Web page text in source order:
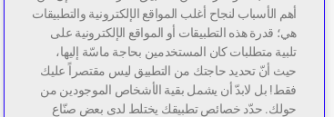
أهم الأسباب لنجاح أغلب المواقع الإلكترونية والتطبيقات
هي؛ قدرة هذه التطبيقات أو المواقع الإلكترونية على
تلبية متطلبات كان المستخدمين بحاجة ماسّة إليها،
حيث أنّ تحديد حاجتك من التطبيق ليس مقتصراً عليك
فقط! بل لابدّ أن يشمل بقية الأشخاص الموجودين من
حولك. حدّد خصائص تطبيقك يختلط لدى بعض صنّاع